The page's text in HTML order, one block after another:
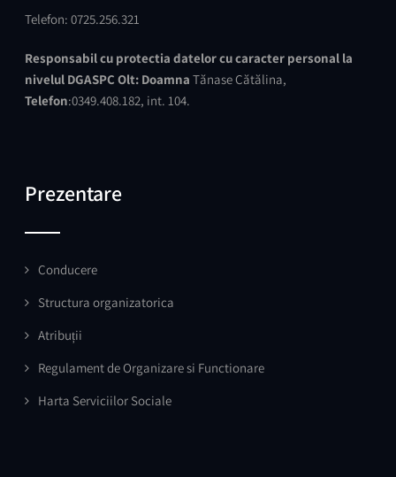
Telefon: 0725.256.321
Responsabil cu protectia datelor cu caracter personal la
nivelul DGASPC Olt: Doamna Tănase Cătălina,
Telefon:0349.408.182, int. 104.
Prezentare
Conducere
Structura organizatorica
Atribuții
Regulament de Organizare si Functionare
Harta Serviciilor Sociale